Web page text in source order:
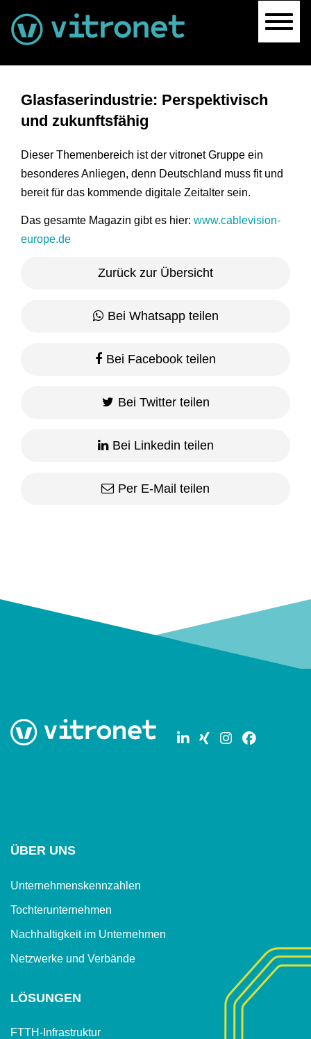
Glasfaserindustrie: Perspektivisch
und zukunftsfähig
Dieser Themenbereich ist der vitronet Gruppe ein
besonderes Anliegen, denn Deutschland muss fit und
bereit für das kommende digitale Zeitalter sein.
Das gesamte Magazin gibt es hier: www.cablevision-
europe.de
Zurück zur Übersicht
Bei Whatsapp teilen
Bei Facebook teilen
Bei Twitter teilen
Bei Linkedin teilen
Per E-Mail teilen
ÜBER UNS
Unternehmenskennzahlen
Tochterunternehmen
Nachhaltigkeit im Unternehmen
Netzwerke und Verbände
LÖSUNGEN
FTTH-Infrastruktur